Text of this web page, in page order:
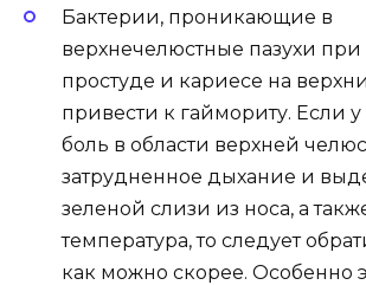
Бактерии, проникающие в
верхнечелюстные пазухи
простуде и кариесе на
привести к гаймориту. Если у
боль в области верхней
затрудненное дыхание и
зеленой слизи из носа, а
температура, то следует
как можно скорее. Особенно